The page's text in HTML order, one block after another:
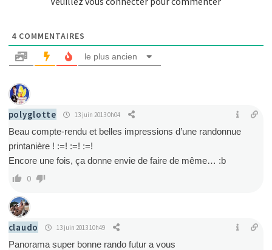
4COMMENTAIRES
le plus ancien
polyglotte 13 juin 2013 0h04
Beau compte-rendu et belles impressions d’une randonnue
printanière ! :=! :=! :=!
Encore une fois, ça donne envie de faire de même… :b
0
claudo 13 juin 2013 10h49
Panorama super bonne rando futur a vous